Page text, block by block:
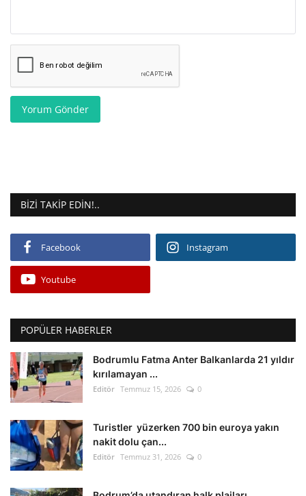
Yorum Gönder
BIZI TAKIP EDIN!..
Facebook Instagram
Youtube
POPÜLER HABERLER
Bodrumlu Fatma Anter Balkanlarda 21 yıldır
kırılamayan ...
Editör Temmuz 15, 2026 0
Turistler yüzerken 700 bin euroya yakın
nakit dolu çan...
Editör Temmuz 31, 2026 0